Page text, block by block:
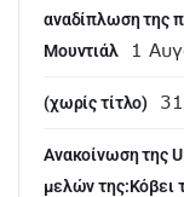
αναδίπλωση της
Μουντιάλ
1
(χωρίς τίτλο)
Aνακοίνωση της
μελών της:Κόβει